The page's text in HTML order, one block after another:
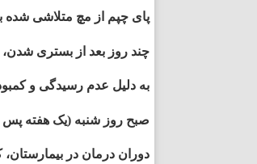
پای چپم از مچ متلاشی شده
چند روز بعد از بستری شدن،
به دلیل عدم رسیدگی و کمبود امکانات و
صبح روز شنبه (یک هفته پس
دوران درمان در بیمارستان، که خود